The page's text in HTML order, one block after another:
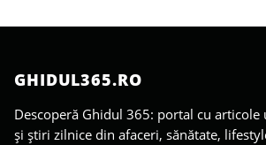
GHIDUL365.RO
Descoperă Ghidul 365: portal cu
și știri zilnice din afaceri, sănătate,